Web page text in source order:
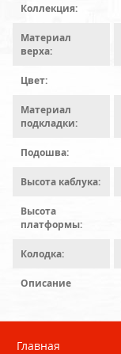
Коллекция:
Материал
верха:
Цвет:
Материал
подкладки:
Подошва:
Высота каблука:
Высота
платформы:
Колодка:
Описание
Главная